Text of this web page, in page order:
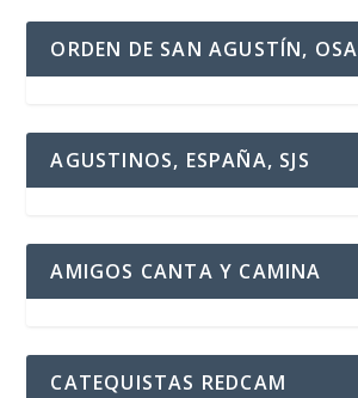
ORDEN DE SAN AGUSTÍN, OSA
AGUSTINOS, ESPAÑA, SJS
AMIGOS CANTA Y CAMINA
CATEQUISTAS REDCAM